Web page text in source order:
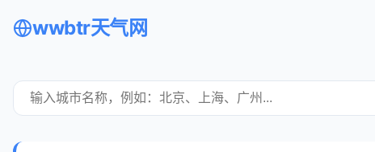
wwbtr天气网